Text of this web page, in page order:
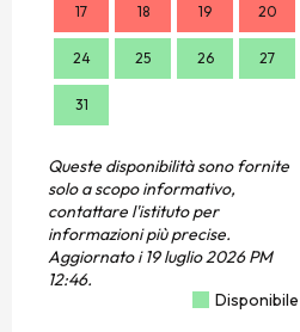
17 18 19 20
24 25 26 27
31
Queste disponibilità sono fornite
solo a scopo informativo,
contattare l'istituto per
informazioni più precise.
Aggiornato i19 luglio 2026 PM
12:46.
Disponibile